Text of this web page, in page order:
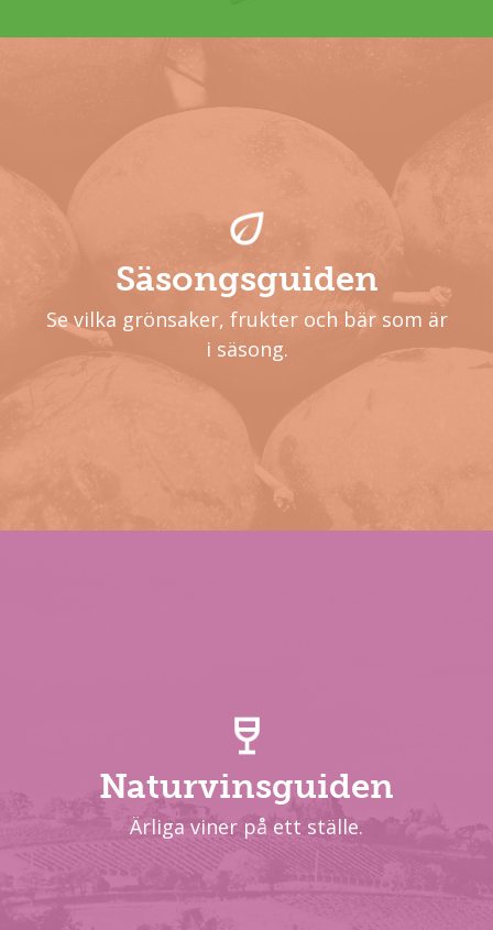
Säsongsguiden
Se vilka grönsaker, frukter och bär som är
i säsong.
Naturvinsguiden
Ärliga viner på ett ställe.